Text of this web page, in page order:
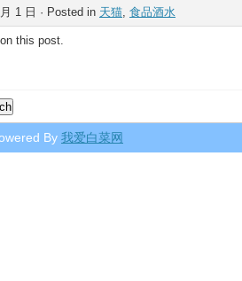
1 日 · Posted in 天猫, 食品酒水
this post.
By 我爱白菜网